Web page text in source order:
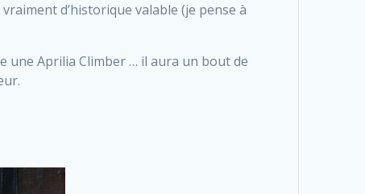
d’historique valable (je pense à
une Aprilia Climber … il aura un bout de